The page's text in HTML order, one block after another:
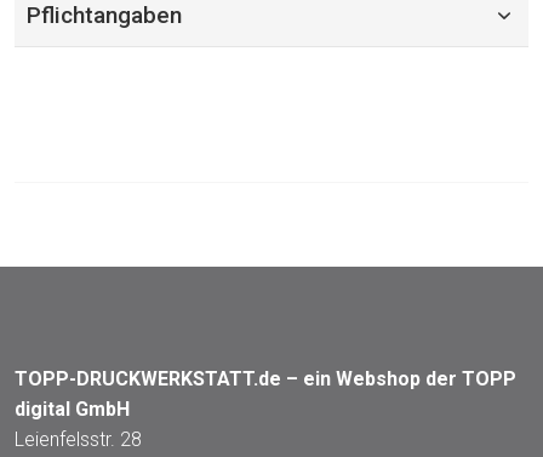
Pflichtangaben
TOPP-DRUCKWERKSTATT.de – ein Webshop der TOPP
digital GmbH
Leienfelsstr. 28